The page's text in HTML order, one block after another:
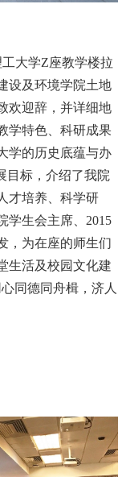
大学Z座教学楼拉
设及环境学院土地
欢迎辞，并详细地
学特色、科研成果
学的历史底蕴与办
目标，介绍了我院
才培养、科学研
学生会主席、2015
，为在座的师生们
生活及校园文化建
同德同舟楫，济人